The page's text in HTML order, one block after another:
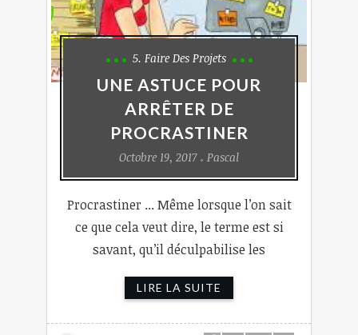
5. Faire Des Projets
UNE ASTUCE POUR
ARRÊTER DE
PROCRASTINER
Octobre 19, 2017 Pascal
Procrastiner ... Même lorsque l’on sait
ce que cela veut dire, le terme est si
savant, qu’il déculpabilise les
LIRE LA SUITE